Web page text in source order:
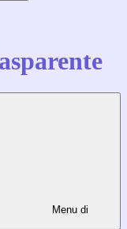
Menu di